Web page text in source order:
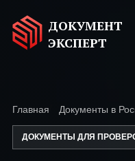
ДОКУМЕНТ
ЭКСПЕРТ
Главная Документы в
ДОКУМЕНТЫ ДЛЯ